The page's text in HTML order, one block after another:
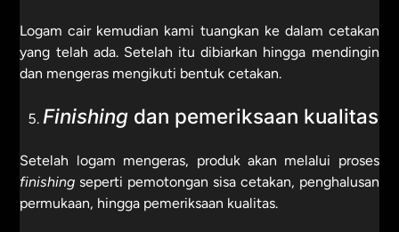
Logam cair kemudian kami tuangkan ke dalam cetakan
yang telah ada. Setelah itu dibiarkan hingga mendingin
dan mengeras mengikuti bentuk cetakan.
Finishing dan pemeriksaan kualitas
Setelah logam mengeras, produk akan melalui proses
finishing seperti pemotongan sisa cetakan, penghalusan
permukaan, hingga pemeriksaan kualitas.